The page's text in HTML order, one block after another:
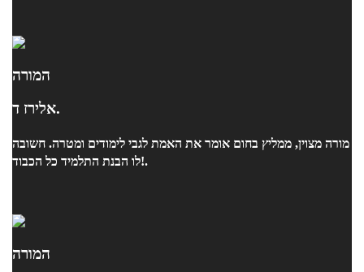
המורה
אלירז ד.
מורה מצוין, ממליץ בחום אומר את האמת לגבי לימודים ומטרה. חשובה
לו הבנת התלמיד כל הכבוד!.
המורה